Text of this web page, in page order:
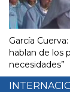
García
hablan de los
necesidades”